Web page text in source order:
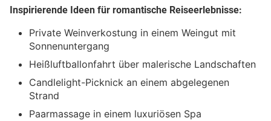
Inspirierende Ideen für romantische Reiseerlebnisse:
Private Weinverkostung in einem Weingut mit
Sonnenuntergang
Heißluftballonfahrt über malerische Landschaften
Candlelight-Picknick an einem abgelegenen
Strand
Paarmassage in einem luxuriösen Spa